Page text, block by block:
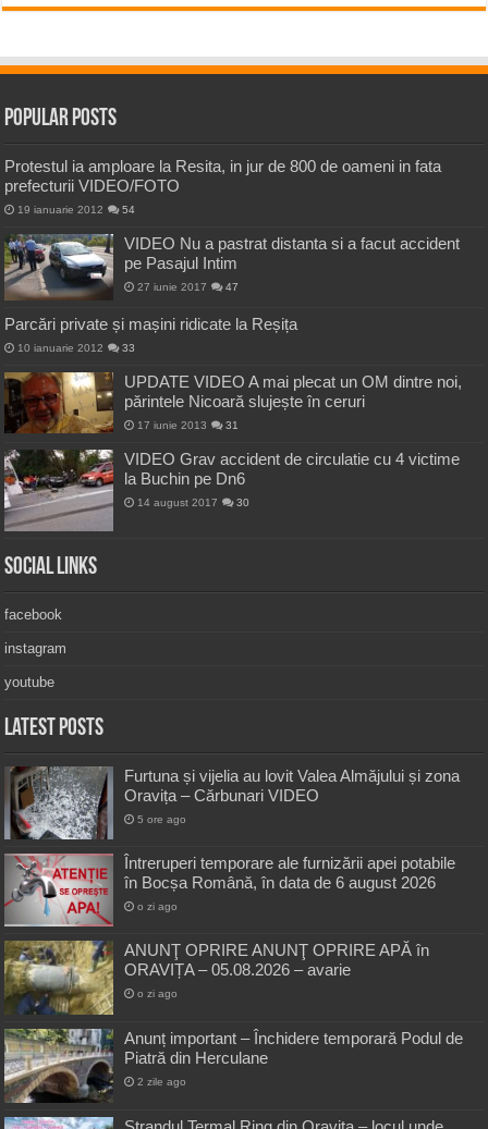
Popular Posts
Protestul ia amploare la Resita, in jur de 800 de oameni in fata
prefecturii VIDEO/FOTO
19 ianuarie 2012 54
VIDEO Nu a pastrat distanta si a facut accident
pe Pasajul Intim
27 iunie 2017 47
Parcări private și mașini ridicate la Reșița
10 ianuarie 2012 33
UPDATE VIDEO A mai plecat un OM dintre noi,
părintele Nicoară slujește în ceruri
17 iunie 2013 31
VIDEO Grav accident de circulatie cu 4 victime
la Buchin pe Dn6
14 august 2017 30
Social Links
facebook
instagram
youtube
Latest Posts
Furtuna și vijelia au lovit Valea Almăjului și zona
Oravița – Cărbunari VIDEO
5 ore ago
Întreruperi temporare ale furnizării apei potabile
în Bocșa Română, în data de 6 august 2026
o zi ago
ANUNŢ OPRIRE ANUNŢ OPRIRE APĂ în
ORAVIȚA – 05.08.2026 – avarie
o zi ago
Anunț important – Închidere temporară Podul de
Piatră din Herculane
2 zile ago